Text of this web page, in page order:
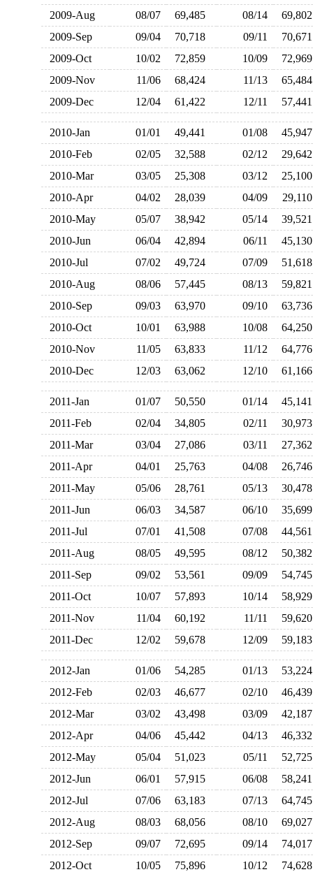
2009-Aug
08/07 69,485 08/14
2009-Sep
09/04 70,718 09/11
2009-Oct
10/02 72,859 10/09
2009-Nov
11/06 68,424 11/13
2009-Dec
12/04 61,422 12/11
2010-Jan 01/01 49,441 01/08
2010-Feb
02/05 32,588 02/12
2010-Mar
03/05 25,308 03/12
2010-Apr
04/02 28,039 04/09
2010-May
05/07 38,942 05/14
2010-Jun
06/04 42,894 06/11
2010-Jul
07/02 49,724 07/09
2010-Aug
08/06 57,445 08/13
2010-Sep
09/03 63,970 09/10
2010-Oct
10/01 63,988 10/08
2010-Nov
11/05 63,833 11/12
2010-Dec
12/03 63,062 12/10
2011-Jan 01/07 50,550 01/14
2011-Feb
02/04 34,805 02/11
2011-Mar
03/04 27,086 03/11
2011-Apr
04/01 25,763 04/08
2011-May
05/06 28,761 05/13
2011-Jun
06/03 34,587 06/10
2011-Jul
07/01 41,508 07/08
2011-Aug
08/05 49,595 08/12
2011-Sep
09/02 53,561 09/09
2011-Oct
10/07 57,893 10/14
2011-Nov
11/04 60,192 11/11
2011-Dec
12/02 59,678 12/09
2012-Jan 01/06 54,285 01/13
2012-Feb
02/03 46,677 02/10
2012-Mar
03/02 43,498 03/09
2012-Apr
04/06 45,442 04/13
2012-May
05/04 51,023 05/11
2012-Jun
06/01 57,915 06/08
2012-Jul
07/06 63,183 07/13
2012-Aug
08/03 68,056 08/10
2012-Sep
09/07 72,695 09/14
2012-Oct
10/05 75,896 10/12